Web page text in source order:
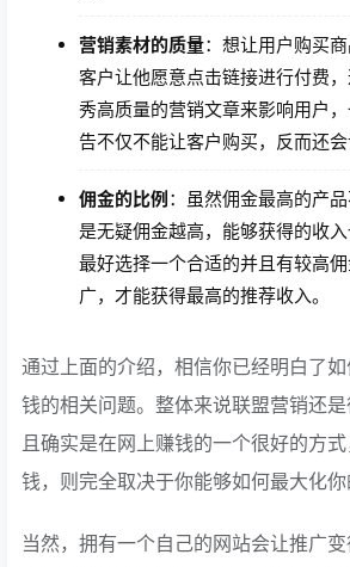
营销素材的质量：想让用户购买
客户让他愿意点击链接进行付费
秀高质量的营销文章来影响用户
告不仅不能让客户购买，反而还会
佣金的比例：虽然佣金最高的产
是无疑佣金越高，能够获得的收入
最好选择一个合适的并且有较高
广，才能获得最高的推荐收入。
通过上面的介绍，相信你已经明白了
钱的相关问题。整体来说联盟营销还
且确实是在网上赚钱的一个很好的方
钱，则完全取决于你能够如何最大化你
当然，拥有一个自己的网站会让推广